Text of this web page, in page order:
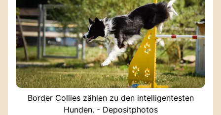
Border Collies zählen zu den intelligentesten
Hunden. - Depositphotos